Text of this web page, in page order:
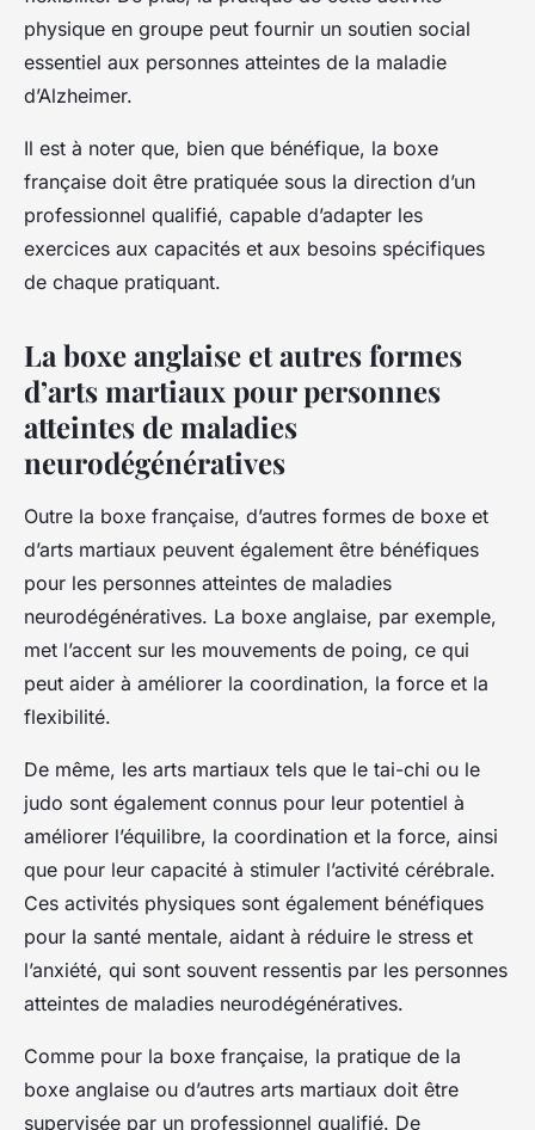
physique en groupe peut fournir un soutien social
essentiel aux personnes atteintes de la maladie
d’Alzheimer.
Il est à noter que, bien que bénéfique, la boxe
française doit être pratiquée sous la direction d’un
professionnel qualifié, capable d’adapter les
exercices aux capacités et aux besoins spécifiques
de chaque pratiquant.
La boxe anglaise et autres formes
d’arts martiaux pour personnes
atteintes de maladies
neurodégénératives
Outre la boxe française, d’autres formes de boxe et
d’arts martiaux peuvent également être bénéfiques
pour les personnes atteintes de maladies
neurodégénératives. La boxe anglaise, par exemple,
met l’accent sur les mouvements de poing, ce qui
peut aider à améliorer la coordination, la force et la
flexibilité.
De même, les arts martiaux tels que le tai-chi ou le
judo sont également connus pour leur potentiel à
améliorer l’équilibre, la coordination et la force, ainsi
que pour leur capacité à stimuler l’activité cérébrale.
Ces activités physiques sont également bénéfiques
pour la santé mentale, aidant à réduire le stress et
l’anxiété, qui sont souvent ressentis par les personnes
atteintes de maladies neurodégénératives.
Comme pour la boxe française, la pratique de la
boxe anglaise ou d’autres arts martiaux doit être
supervisée par un professionnel qualifié. De